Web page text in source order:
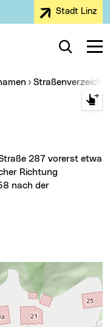
Stadt Linz
Suche
Richtung
nach der